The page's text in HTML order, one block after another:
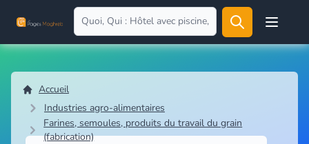
Open
Accueil
Industries agro-alimentaires
Farines, semoules, produits du travail du grain
(fabrication)